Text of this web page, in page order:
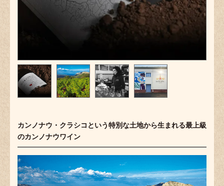
カンノナウ・クラシコという特別な土地から生まれる最上級
のカンノナウワイン